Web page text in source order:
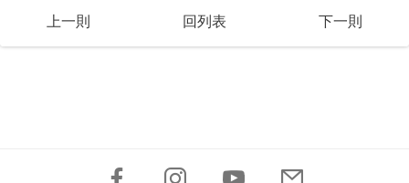
上一則 回列表 下一則